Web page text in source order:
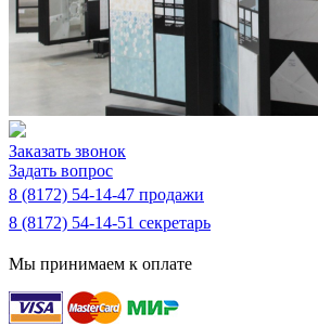
Заказать звонок
Задать вопрос
8 (8172) 54-14-47 продажи
8 (8172) 54-14-51 секретарь
Мы принимаем к оплате